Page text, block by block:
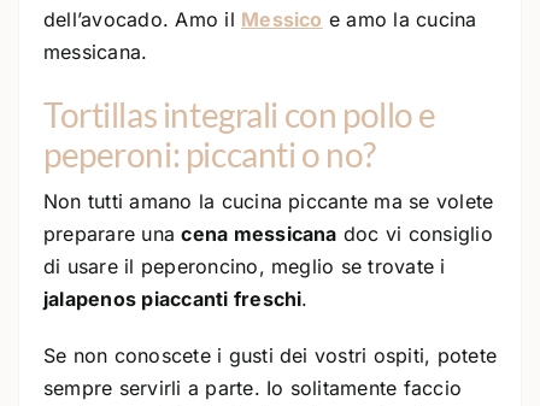
dell’avocado. Amo il Messico e amo la cucina
messicana.
Tortillas integrali con pollo e
peperoni: piccanti o no?
Non tutti amano la cucina piccante ma se volete
preparare unacena messicana doc vi consiglio
di usare il peperoncino, meglio se trovate i
jalapenos piaccanti freschi.
Se non conoscete i gusti dei vostri ospiti, potete
sempre servirli a parte. Io solitamente faccio